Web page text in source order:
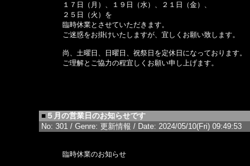
１７日（月）、１９日（水）、２１日（金）、
２５日（火）を
臨時休業とさせていただきます。
ご迷惑をお掛けいたしますが、宜しくお願い致します。
尚、土曜日、日曜日、祝祭日を定休日になっております。
ご理解とご協力の程宜しくお願い申し上げます。
■ ５月の営業日のお知らせです
No: 301 / Genre: 更新情報 / Date: 2024/05/10(Fri) 09:49:53
臨時休業のお知らせ